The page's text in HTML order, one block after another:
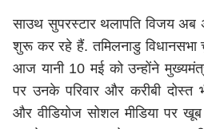
साउथ सुपरस्टार थलापति विजय अब
शुरू कर रहे हैं. तमिलनाडु विधानसभा
आज यानी 10 मई को उन्होंने
पर उनके परिवार और करीबी दोस्त
और वीडियोज सोशल मीडिया पर खूब